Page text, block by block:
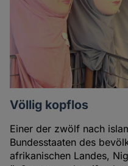
Völlig kopflos
Einer der zwölf nach
Bundesstaaten des
afrikanischen Landes,